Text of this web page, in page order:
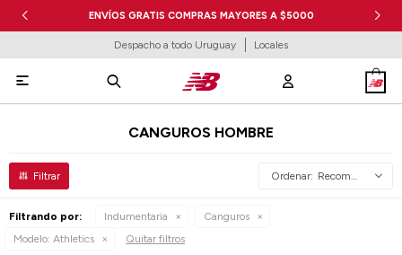
ENVÍOS GRATIS COMPRAS MAYORES A $5000
Despacho a todo Uruguay Locales

CANGUROS HOMBRE
Recomendados
Filtrando por: Indumentaria
Canguros
Modelo: Athletics Quitar filtros